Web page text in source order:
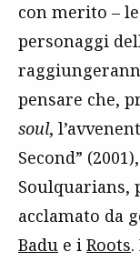
con merito –
personaggi
pensare che,
soul,
Second”
Soulquarians,
acclamato da
Badu e i Roots